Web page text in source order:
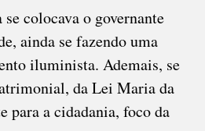
colocava o governante
ainda se fazendo uma
iluminista. Ademais, se
da Lei Maria da
para a cidadania, foco da